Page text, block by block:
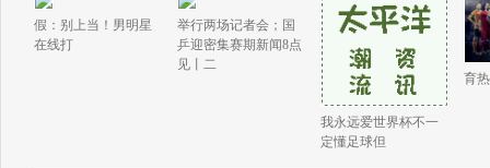
假：别上当！男明星
在线打
举行两场记者会；国
乒迎密集赛期新闻8点
见丨二
我永远爱世界杯不一
定懂足球但
育